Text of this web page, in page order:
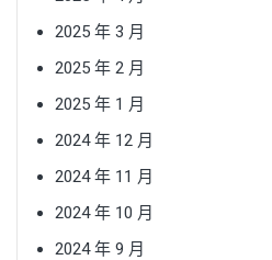
2025 年 3 月
2025 年 2 月
2025 年 1 月
2024 年 12 月
2024 年 11 月
2024 年 10 月
2024 年 9 月